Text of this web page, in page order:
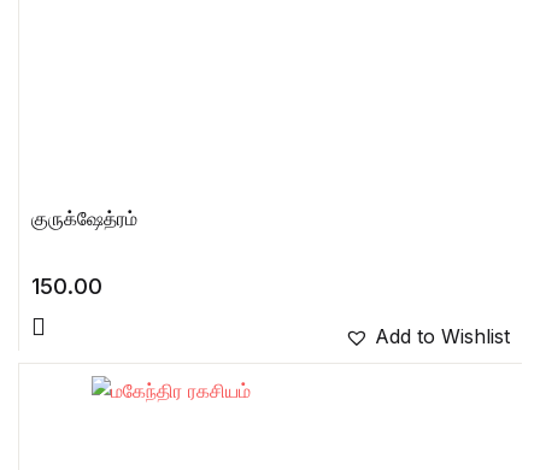
குருக்ஷேத்ரம்
150.00
Add to Wishlist